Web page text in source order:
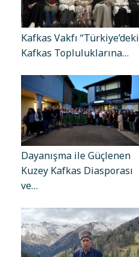
Kafkas Vakfı “Türkiye’deki
Kafkas Topluluklarına…
Dayanışma ile Güçlenen
Kuzey Kafkas Diasporası
ve…